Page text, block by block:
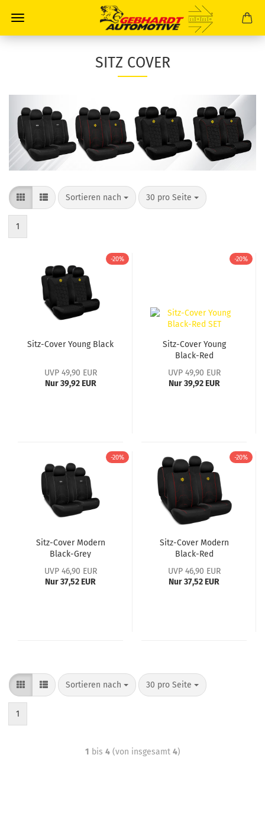
SITZ COVER
Sortieren nach 30 pro Seite
1
-20%
Sitz-Cover Young Black
UVP 49,90 EUR
Nur 39,92 EUR
-20%
Sitz-Cover Young
Black-Red
UVP 49,90 EUR
Nur 39,92 EUR
-20%
Sitz-Cover Modern
Black-Grey
UVP 46,90 EUR
Nur 37,52 EUR
-20%
Sitz-Cover Modern
Black-Red
UVP 46,90 EUR
Nur 37,52 EUR
Sortieren nach 30 pro Seite
1
1 bis 4(von insgesamt 4)